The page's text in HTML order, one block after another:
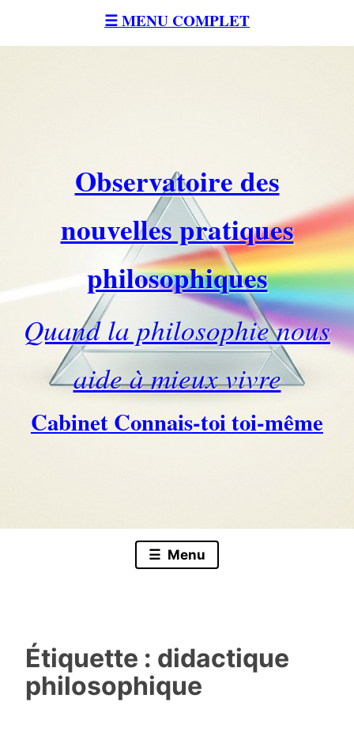
☰ MENU COMPLET
Observatoire des
nouvelles pratiques
philosophiques
Quand la philosophie nous
aide à mieux vivre
Cabinet Connais-toi toi-même
content
Menu
Étiquette : didactique
philosophique